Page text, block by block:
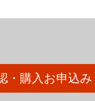
・購入お申込み